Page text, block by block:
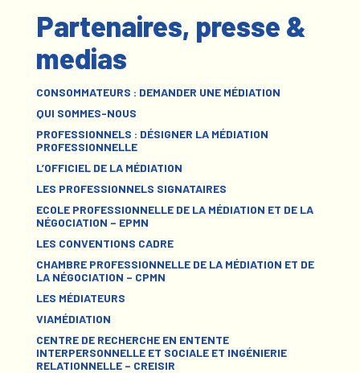
Partenaires, presse &
medias
CONSOMMATEURS : DEMANDER UNE MÉDIATION
QUI SOMMES-NOUS
PROFESSIONNELS : DÉSIGNER LA MÉDIATION
PROFESSIONNELLE
L’OFFICIEL DE LA MÉDIATION
LES PROFESSIONNELS SIGNATAIRES
ECOLE PROFESSIONNELLE DE LA MÉDIATION ET DE LA
NÉGOCIATION – EPMN
LES CONVENTIONS CADRE
CHAMBRE PROFESSIONNELLE DE LA MÉDIATION ET DE
LA NÉGOCIATION – CPMN
LES MÉDIATEURS
VIAMÉDIATION
CENTRE DE RECHERCHE EN ENTENTE
INTERPERSONNELLE ET SOCIALE ET INGÉNIERIE
RELATIONNELLE – CREISIR